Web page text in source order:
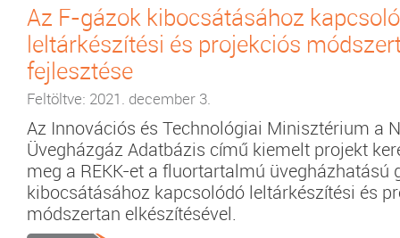
Az F-gázok kibocsátásához
leltárkészítési és projekciós
fejlesztése
Feltöltve: 2021. december 3.
Az Innovációs és Technológiai Minisztérium a
Üvegházgáz Adatbázis című kiemelt projekt
meg a REKK-et a fluortartalmú üvegházhatású
kibocsátásához kapcsolódó leltárkészítési és
módszertan elkészítésével.